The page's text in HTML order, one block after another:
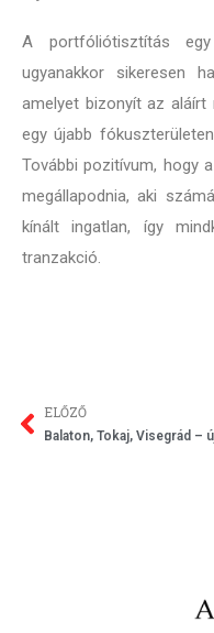
A portfóliótisztítás
ugyanakkor sikeresen
amelyet bizonyít az aláírt
egy újabb
További pozitívum, hogy
megállapodnia, aki
kínált ingatlan, így
tranzakció.
ELŐZŐ